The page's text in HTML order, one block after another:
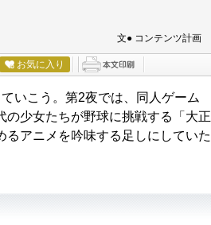
文● コンテンツ計画
お気に入り
いこう。第2夜では、同人ゲーム
の少女たちが野球に挑戦する「大正
アニメを吟味する足しにしていた